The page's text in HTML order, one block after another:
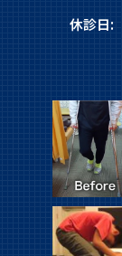
休診日: